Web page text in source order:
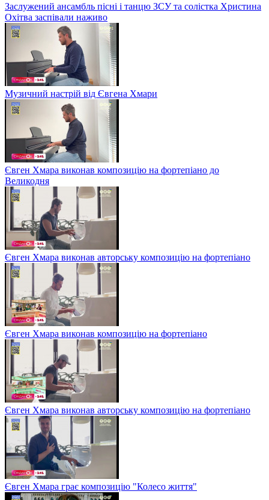
Заслужений ансамбль пісні і танцю ЗСУ та солістка Христина
Охітва заспівали наживо
Музичний настрій від Євгена Хмари
Євген Хмара виконав композицію на фортепіано до
Великодня
Євген Хмара виконав авторську композицію на фортепіано
Євген Хмара виконав композицію на фортепіано
Євген Хмара виконав авторську композицію на фортепіано
Євген Хмара грає композицію "Колесо життя"